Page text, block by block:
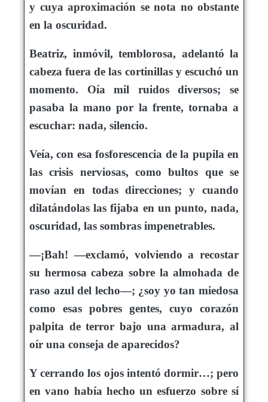
y cuya aproximación se nota no obstante
en la oscuridad.
Beatriz, inmóvil, temblorosa, adelantó la
cabeza fuera de las cortinillas y escuchó un
momento. Oía mil ruidos diversos; se
pasaba la mano por la frente, tornaba a
escuchar: nada, silencio.
Veía, con esa fosforescencia de la pupila en
las crisis nerviosas, como bultos que se
movían en todas direcciones; y cuando
dilatándolas las fijaba en un punto, nada,
oscuridad, las sombras impenetrables.
—¡Bah! —exclamó, volviendo a recostar
su hermosa cabeza sobre la almohada de
raso azul del lecho—; ¿soy yo tan miedosa
como esas pobres gentes, cuyo corazón
palpita de terror bajo una armadura, al
oír una conseja de aparecidos?
Y cerrando los ojos intentó dormir…; pero
en vano había hecho un esfuerzo sobre sí